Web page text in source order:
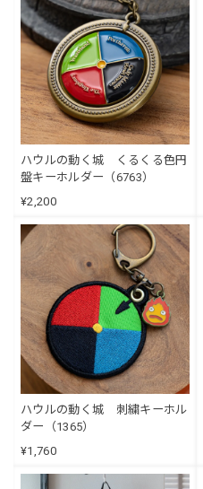
ハウルの動く城 くるくる色円
盤キーホルダー（6763）
¥2,200
ハウルの動く城 刺繍キーホル
ダー（1365）
¥1,760